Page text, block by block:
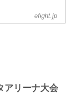
ェルター級王者、
フルマークの判定
破れ、元UFCファ
efight.jp
アリーナ大会